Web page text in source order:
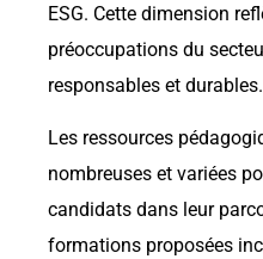
ESG. Cette dimension
préoccupations du
responsables et durables.
Les ressources
nombreuses et variées
candidats dans leur
formations proposées